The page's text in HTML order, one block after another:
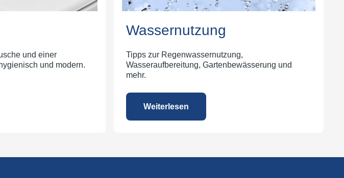
und einer
und modern.
Wassernutzung
Tipps zur Regenwassernutzung,
Wasseraufbereitung, Gartenbewässerung und
mehr.
Weiterlesen